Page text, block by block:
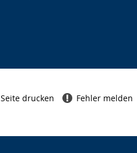
Seite drucken Fehler melden